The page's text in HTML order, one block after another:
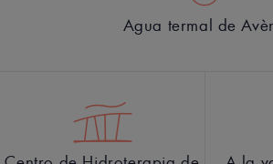
Agua termal de